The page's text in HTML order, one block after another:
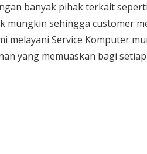
banyak pihak terkait
mungkin sehingga customer
melayani Service Komputer
yang memuaskan bagi